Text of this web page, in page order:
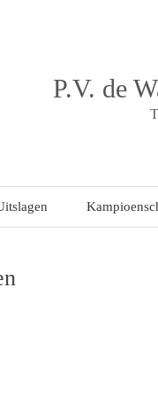
P.V. de
noteringen